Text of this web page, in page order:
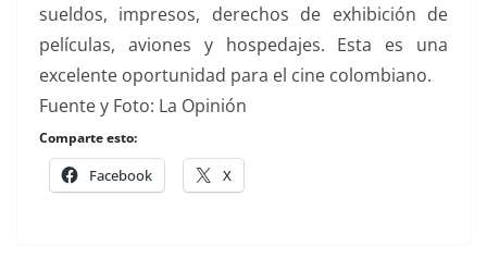
sueldos, impresos, derechos de exhibición de
películas, aviones y hospedajes. Esta es una
excelente oportunidad para el cine colombiano.
Fuente y Foto: La Opinión
Comparte esto:
Facebook X